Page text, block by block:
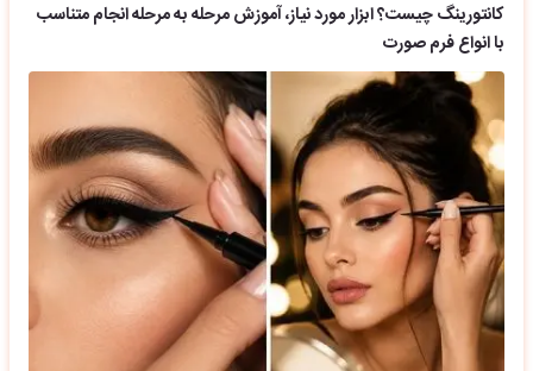
کانتورینگ چیست؟ ابزار مورد نیاز، آموزش مرحله به مرحله انجام متناسب
با انواع فرم صورت